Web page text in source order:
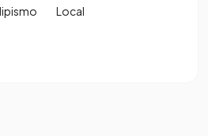
Local